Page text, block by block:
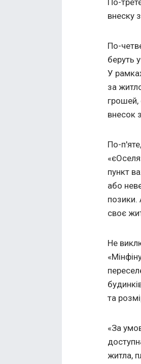
внеску
По-
беруть
У
за
грошей,
внесок
По-
пункт
або
позики.
своє
Не
та
«За
житла,